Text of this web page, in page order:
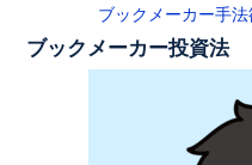
ブックメーカー手法
ブックメーカー投資法